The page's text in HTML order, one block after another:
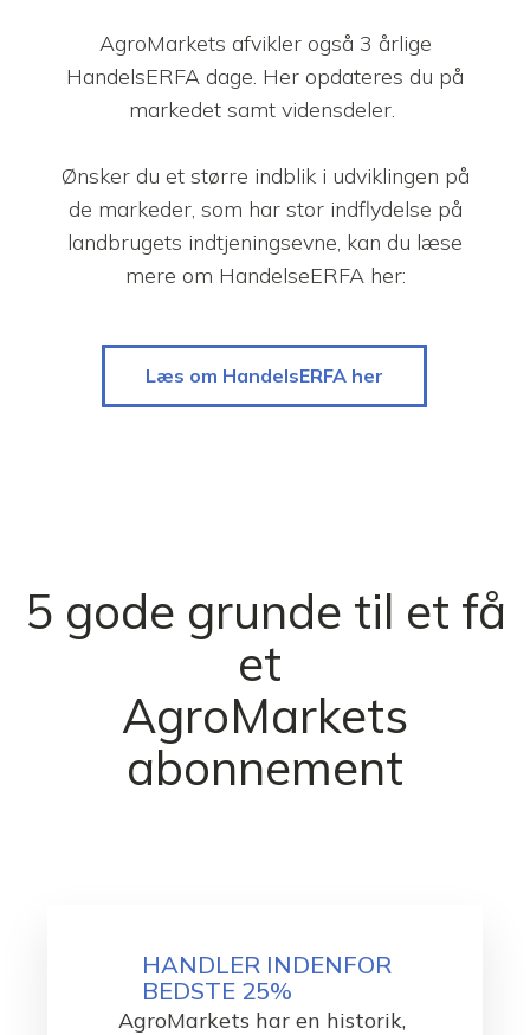
AgroMarkets afvikler også 3 årlige
HandelsERFA dage. Her opdateres du på
markedet samt vidensdeler.
Ønsker du et større indblik i udviklingen på
de markeder, som har stor indflydelse på
landbrugets indtjeningsevne, kan du læse
mere om HandelseERFA her:
Læs om HandelsERFA her
5 gode grunde til et få
et
AgroMarkets
abonnement
HANDLER INDENFOR
BEDSTE 25%
AgroMarkets har en historik,